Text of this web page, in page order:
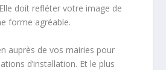
doit refléter votre image de
forme agréable.
auprès de vos mairies pour
d’installation. Et le plus